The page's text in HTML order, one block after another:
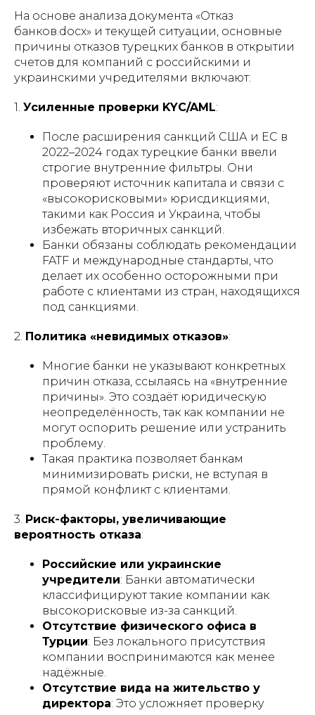
На основе анализа документа «Отказ
банков.docx» и текущей ситуации, основные
причины отказов турецких банков в открытии
счетов для компаний с российскими и
украинскими учредителями включают:
1. Усиленные проверки KYC/AML:
После расширения санкций США и ЕС в
2022–2024 годах турецкие банки ввели
строгие внутренние фильтры. Они
проверяют источник капитала и связи с
«высокорисковыми» юрисдикциями,
такими как Россия и Украина, чтобы
избежать вторичных санкций.
Банки обязаны соблюдать рекомендации
FATF и международные стандарты, что
делает их особенно осторожными при
работе с клиентами из стран, находящихся
под санкциями.
2. Политика «невидимых отказов»:
Многие банки не указывают конкретных
причин отказа, ссылаясь на «внутренние
причины». Это создаёт юридическую
неопределённость, так как компании не
могут оспорить решение или устранить
проблему.
Такая практика позволяет банкам
минимизировать риски, не вступая в
прямой конфликт с клиентами.
3. Риск-факторы, увеличивающие
вероятность отказа:
Российские или украинские
учредители: Банки автоматически
классифицируют такие компании как
высокорисковые из-за санкций.
Отсутствие физического офиса в
Турции: Без локального присутствия
компании воспринимаются как менее
надёжные.
Отсутствие вида на жительство у
директора: Это усложняет проверку